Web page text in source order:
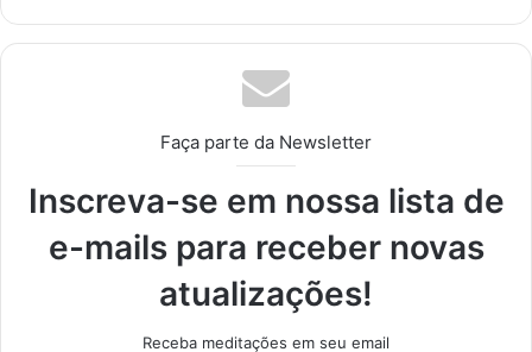
Faça parte da Newsletter
Inscreva-se em nossa lista de
e-mails para receber novas
atualizações!
Receba meditações em seu email